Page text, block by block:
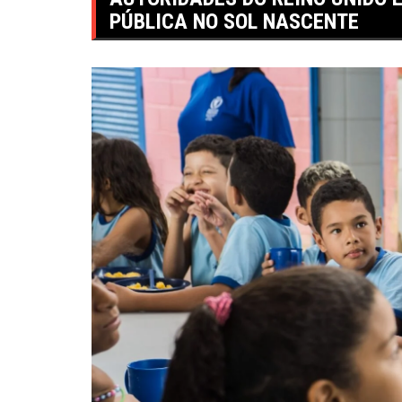
PÚBLICA NO SOL NASCENTE